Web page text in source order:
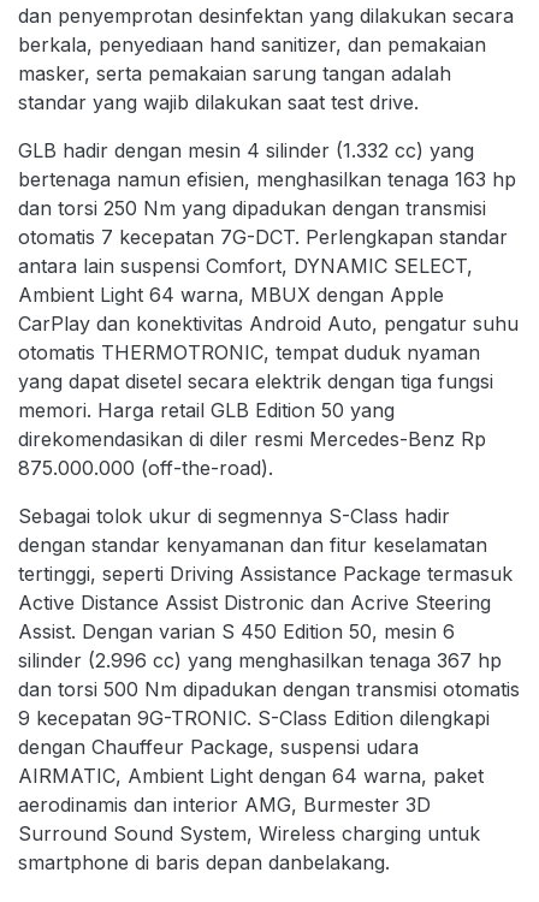
dan penyemprotan desinfektan yang dilakukan secara
berkala, penyediaan hand sanitizer, dan pemakaian
masker, serta pemakaian sarung tangan adalah
standar yang wajib dilakukan saat test drive.
GLB hadir dengan mesin 4 silinder (1.332 cc) yang
bertenaga namun efisien, menghasilkan tenaga 163 hp
dan torsi 250 Nm yang dipadukan dengan transmisi
otomatis 7 kecepatan 7G-DCT. Perlengkapan standar
antara lain suspensi Comfort, DYNAMIC SELECT,
Ambient Light 64 warna, MBUX dengan Apple
CarPlay dan konektivitas Android Auto, pengatur suhu
otomatis THERMOTRONIC, tempat duduk nyaman
yang dapat disetel secara elektrik dengan tiga fungsi
memori. Harga retail GLB Edition 50 yang
direkomendasikan di diler resmi Mercedes-Benz Rp
875.000.000 (off-the-road).
Sebagai tolok ukur di segmennya S-Class hadir
dengan standar kenyamanan dan fitur keselamatan
tertinggi, seperti Driving Assistance Package termasuk
Active Distance Assist Distronic dan Acrive Steering
Assist. Dengan varian S 450 Edition 50, mesin 6
silinder (2.996 cc) yang menghasilkan tenaga 367 hp
dan torsi 500 Nm dipadukan dengan transmisi otomatis
9 kecepatan 9G-TRONIC. S-Class Edition dilengkapi
dengan Chauffeur Package, suspensi udara
AIRMATIC, Ambient Light dengan 64 warna, paket
aerodinamis dan interior AMG, Burmester 3D
Surround Sound System, Wireless charging untuk
smartphone di baris depan danbelakang.